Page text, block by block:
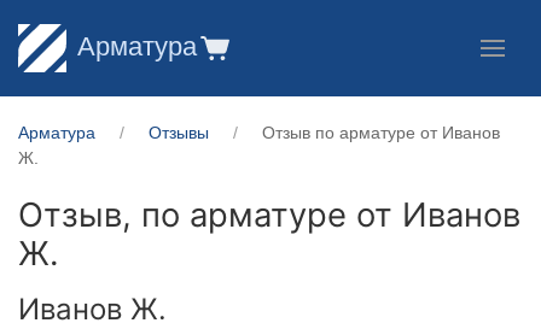
Арматура
Арматура Отзывы
Отзыв по арматуре от Иванов
Ж.
Отзыв, по арматуре от Иванов
Ж.
Иванов Ж.